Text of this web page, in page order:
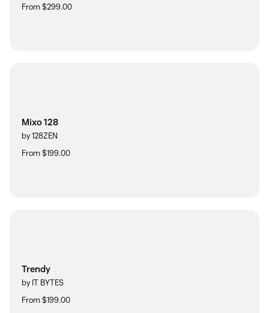
From $299.00
Mixo 128
by 128ZEN
From $199.00
Trendy
by IT BYTES
From $199.00